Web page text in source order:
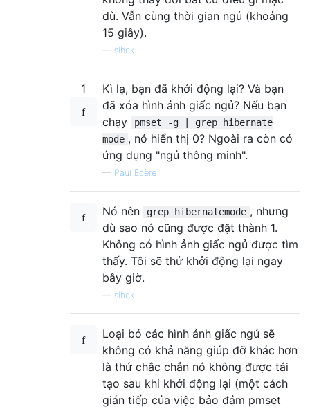
dù. Vẫn cùng thời gian ngủ (khoảng
15 giây).
slhck
1
Kì lạ, bạn đã khởi động lại? Và bạn
đã xóa hình ảnh giấc ngủ? Nếu bạn
chạy
pmset -g | grep hibernate
mode , nó hiển thị 0? Ngoài ra còn có
ứng dụng "ngủ thông minh".
— Paul Ecère
Nó nên grep hibernatemode , nhưng
dù sao nó cũng được đặt thành 1.
Không có hình ảnh giấc ngủ được tìm
thấy. Tôi sẽ thử khởi động lại ngay
bây giờ.
slhck
Loại bỏ các hình ảnh giấc ngủ sẽ
không có khả năng giúp đỡ khác hơn
là thứ chắc chắn nó không được tái
tạo sau khi khởi động lại (một cách
gián tiếp của việc bảo đảm pmset